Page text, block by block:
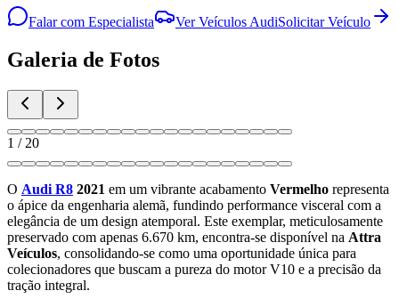
Falar com Especialista Ver Veículos AudiSolicitar Veículo
Galeria de Fotos
1 / 20
O Audi R8 2021 em um vibrante acabamento Vermelho representa
o ápice da engenharia alemã, fundindo performance visceral com a
elegância de um design atemporal. Este exemplar, meticulosamente
preservado com apenas 6.670 km, encontra-se disponível na Attra
Veículos, consolidando-se como uma oportunidade única para
colecionadores que buscam a pureza do motor V10 e a precisão da
tração integral.